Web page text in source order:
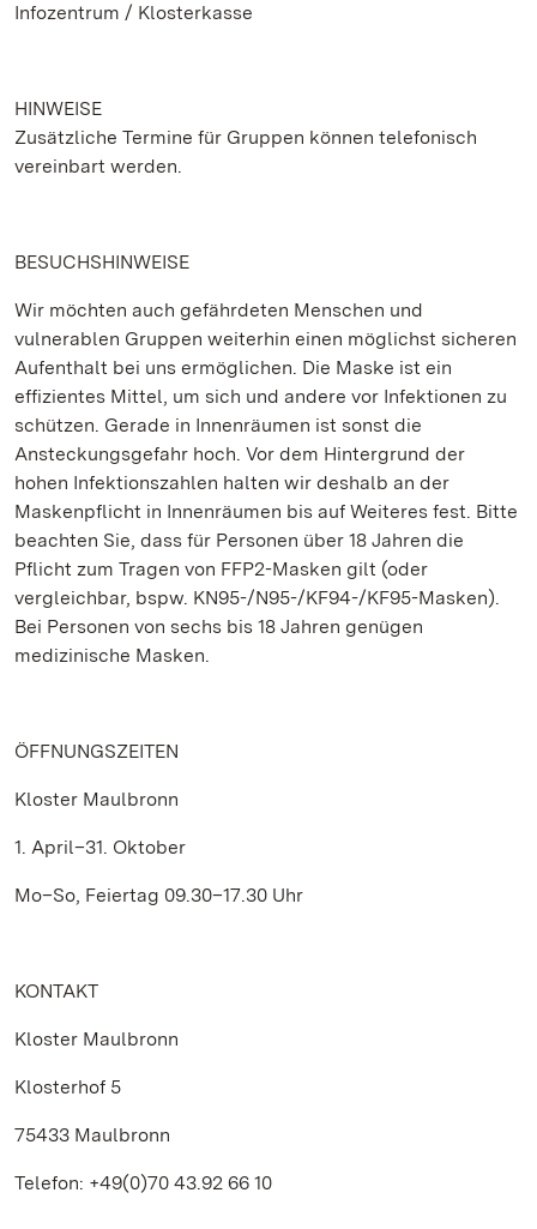
Infozentrum / Klosterkasse
HINWEISE
Zusätzliche Termine für Gruppen können telefonisch
vereinbart werden.
BESUCHSHINWEISE
Wir möchten auch gefährdeten Menschen und
vulnerablen Gruppen weiterhin einen möglichst sicheren
Aufenthalt bei uns ermöglichen. Die Maske ist ein
effizientes Mittel, um sich und andere vor Infektionen zu
schützen. Gerade in Innenräumen ist sonst die
Ansteckungsgefahr hoch. Vor dem Hintergrund der
hohen Infektionszahlen halten wir deshalb an der
Maskenpflicht in Innenräumen bis auf Weiteres fest. Bitte
beachten Sie, dass für Personen über 18 Jahren die
Pflicht zum Tragen von FFP2-Masken gilt (oder
vergleichbar, bspw. KN95-/N95-/KF94-/KF95-Masken).
Bei Personen von sechs bis 18 Jahren genügen
medizinische Masken.
ÖFFNUNGSZEITEN
Kloster Maulbronn
1. April–31. Oktober
Mo–So, Feiertag 09.30–17.30 Uhr
KONTAKT
Kloster Maulbronn
Klosterhof 5
75433 Maulbronn
Telefon: +49(0)70 43.92 66 10